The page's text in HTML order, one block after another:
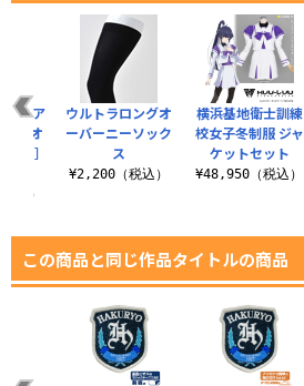
横浜基地衛士訓練
校女子冬制服 ジャ
ケットセット
¥48,950（税込）
装［ア
ヴ オ
』］
込）
ウルトラロングオ
ーバーニーソック
ス
¥2,200（税込）
この商品と同じ作品タイトルの商品